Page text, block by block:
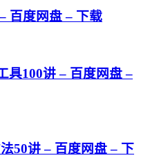
百度网盘 – 下载
具100讲 – 百度网盘 –
50讲 – 百度网盘 – 下